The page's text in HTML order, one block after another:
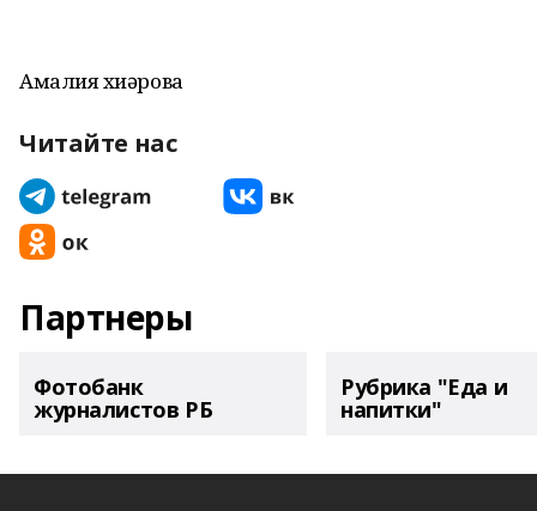
Амалия Әхиәрова
Читайте нас
Партнеры
Фотобанк
журналистов РБ
Рубрика "Еда и
напитки"